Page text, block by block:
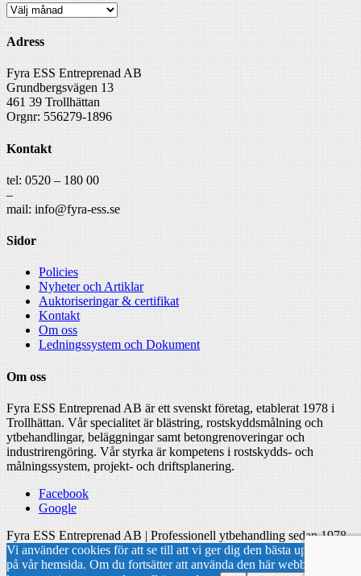
Arkiv
Adress
Fyra ESS Entreprenad AB
Grundbergsvägen 13
461 39 Trollhättan
Orgnr: 556279-1896
Kontakt
tel: 0520 – 180 00
–
mail: info@fyra-ess.se
Sidor
Policies
Nyheter och Artiklar
Auktoriseringar & certifikat
Kontakt
Om oss
Ledningssystem och Dokument
Om oss
Fyra ESS Entreprenad AB är ett svenskt företag, etablerat 1978 i
Trollhättan. Vår specialitet är blästring, rostskyddsmålning och
ytbehandlingar, beläggningar samt betongrenoveringar och
industrirengöring. Vår styrka är kompetens i rostskydds- och
målningssystem, projekt- och driftsplanering.
Facebook
Google
Fyra ESS Entreprenad AB | Professionell ytbehandling sedan 1978
Vi använder cookies för att se till att vi ger dig den bästa upplevelsen
på vår hemsida. Om du fortsätter att använda den här webbplatsen